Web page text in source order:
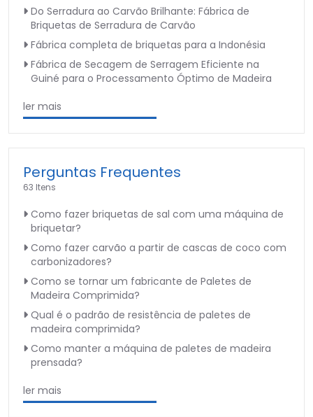
Do Serradura ao Carvão Brilhante: Fábrica de
Briquetas de Serradura de Carvão
Fábrica completa de briquetas para a Indonésia
Fábrica de Secagem de Serragem Eficiente na
Guiné para o Processamento Óptimo de Madeira
ler mais
Perguntas Frequentes
63 Itens
Como fazer briquetas de sal com uma máquina de
briquetar?
Como fazer carvão a partir de cascas de coco com
carbonizadores?
Como se tornar um fabricante de Paletes de
Madeira Comprimida?
Qual é o padrão de resistência de paletes de
madeira comprimida?
Como manter a máquina de paletes de madeira
prensada?
ler mais